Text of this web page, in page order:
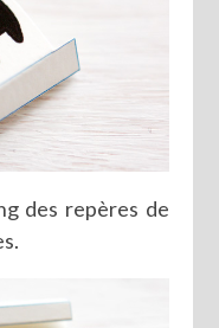
des repères de